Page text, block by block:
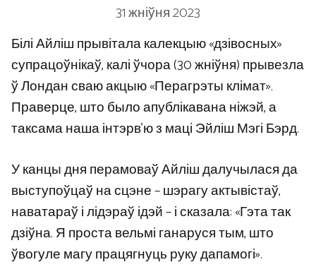
31 жніўня 2023
Білі Айліш прывітала калекцыю «дзівосных»
супрацоўнікаў, калі ўчора (30 жніўня) прывезла
ў Лондан сваю акцыю «Перагрэты клімат».
Праверце, што было апублікавана ніжэй, а
таксама наша інтэрв’ю з маці Эйліш Мэгі Бэрд.
У канцы дня перамоваў Айліш далучылася да
выступоўцаў на сцэне – шэрагу актывістаў,
наватараў і лідэраў ідэй – і сказала: «Гэта так
дзіўна. Я проста вельмі ганаруся тым, што
ўвогуле магу працягнуць руку дапамогі».